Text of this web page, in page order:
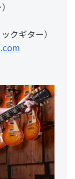
クギター）